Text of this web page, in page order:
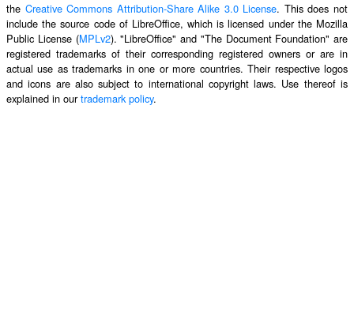
the Creative Commons Attribution-Share Alike 3.0 License. This does not
include the source code of LibreOffice, which is licensed under the Mozilla
Public License (MPLv2). "LibreOffice" and "The Document Foundation" are
registered trademarks of their corresponding registered owners or are in
actual use as trademarks in one or more countries. Their respective logos
and icons are also subject to international copyright laws. Use thereof is
explained in ourtrademark policy.